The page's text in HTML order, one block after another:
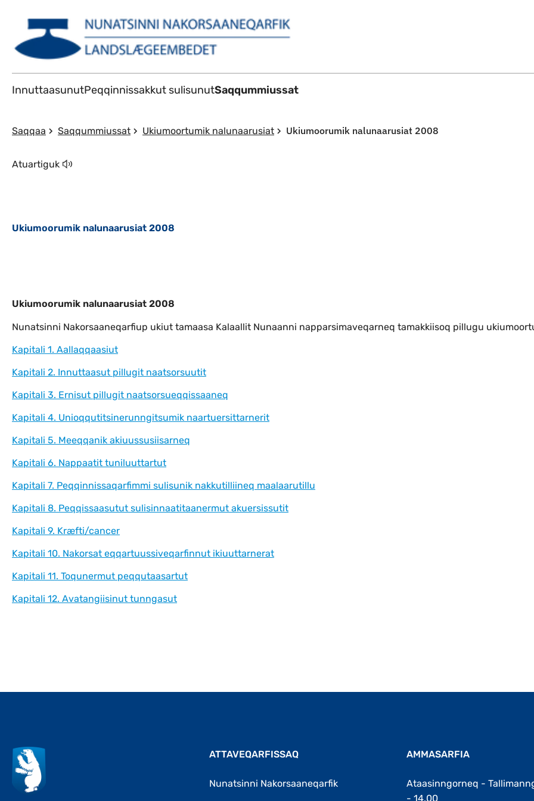
InnuttaasunutPeqqinnissakkut sulisunutSaqqummiussat
Saqqaa Saqqummiussat Ukiumoortumik nalunaarusiat Ukiumoorumik nalunaarusiat 2008
Atuartiguk
Ukiumoorumik nalunaarusiat 2008
Ukiumoorumik nalunaarusiat 2008
Ukiumoorumik nalunaarusiat 2008
Nunatsinni Nakorsaaneqarfiup ukiut tamaasa Kalaallit Nunaanni napparsimaveqarneq tamakkiisoq pillugu
Kapitali 1. Aallaqqaasiut
Kapitali 2. Innuttaasut pillugit naatsorsuutit
Kapitali 3. Ernisut pillugit naatsorsueqqissaaneq
Kapitali 4. Unioqqutitsinerunngitsumik naartuersittarnerit
Kapitali 5. Meeqqanik akiuussusiisarneq
Kapitali 6. Nappaatit tuniluuttartut
Kapitali 7. Peqqinnissaqarfimmi sulisunik nakkutilliineq maalaarutillu
Kapitali 8. Peqqissaasutut sulisinnaatitaanermut akuersissutit
Kapitali 9. Kræfti/cancer
Kapitali 10. Nakorsat eqqartuussiveqarfinnut ikiuuttarnerat
Kapitali 11. Toqunermut peqqutaasartut
Kapitali 12. Avatangiisinut tunngasut
ATTAVEQARFISSAQ
Nunatsinni Nakorsaaneqarfik
AMMASARFIA
Ataasinngorneq -
- 14.00